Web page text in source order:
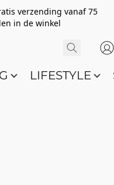
verzending vanaf 75
in de winkel
LIFESTYLE